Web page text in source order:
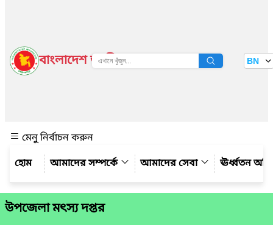
বাংলাদেশ জাতীয় তথ্য বাতায়ন BN
মেনু নির্বাচন করুন
আমাদের সম্পর্কে
আমাদের সেবা ঊর্ধ্বতন
উপজেলা মৎস্য দপ্তর